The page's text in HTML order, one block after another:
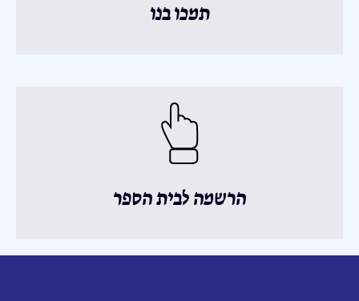
תמכו בנו
הרשמה לבית הספר